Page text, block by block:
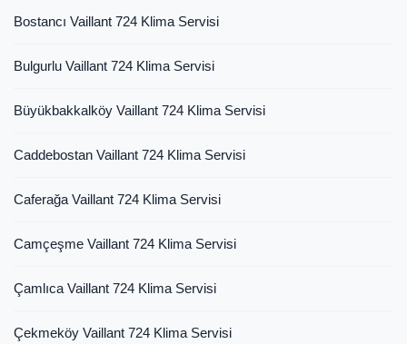
Bostancı Vaillant 724 Klima Servisi
Bulgurlu Vaillant 724 Klima Servisi
Büyükbakkalköy Vaillant 724 Klima Servisi
Caddebostan Vaillant 724 Klima Servisi
Caferağa Vaillant 724 Klima Servisi
Camçeşme Vaillant 724 Klima Servisi
Çamlıca Vaillant 724 Klima Servisi
Çekmeköy Vaillant 724 Klima Servisi